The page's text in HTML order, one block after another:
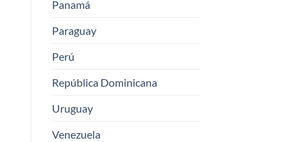
Panamá
Paraguay
Perú
República Dominicana
Uruguay
Venezuela